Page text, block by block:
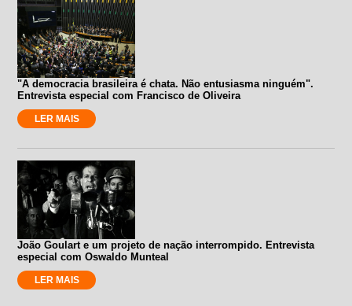
"A democracia brasileira é chata. Não entusiasma ninguém".
Entrevista especial com Francisco de Oliveira
LER MAIS
João Goulart e um projeto de nação interrompido. Entrevista
especial com Oswaldo Munteal
LER MAIS